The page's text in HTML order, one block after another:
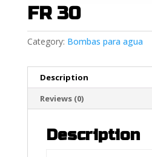
FR 30
Category: Bombas para agua
Description
Reviews (0)
Description